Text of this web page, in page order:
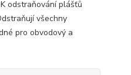
odstraňování plášťů
všechny
pro obvodový a